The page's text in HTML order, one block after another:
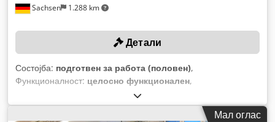
Sachsen 1.288 km
Детали
Состојба: подготвен за работа (половен),
Функционалност: целосно функционален,
Мал оглас